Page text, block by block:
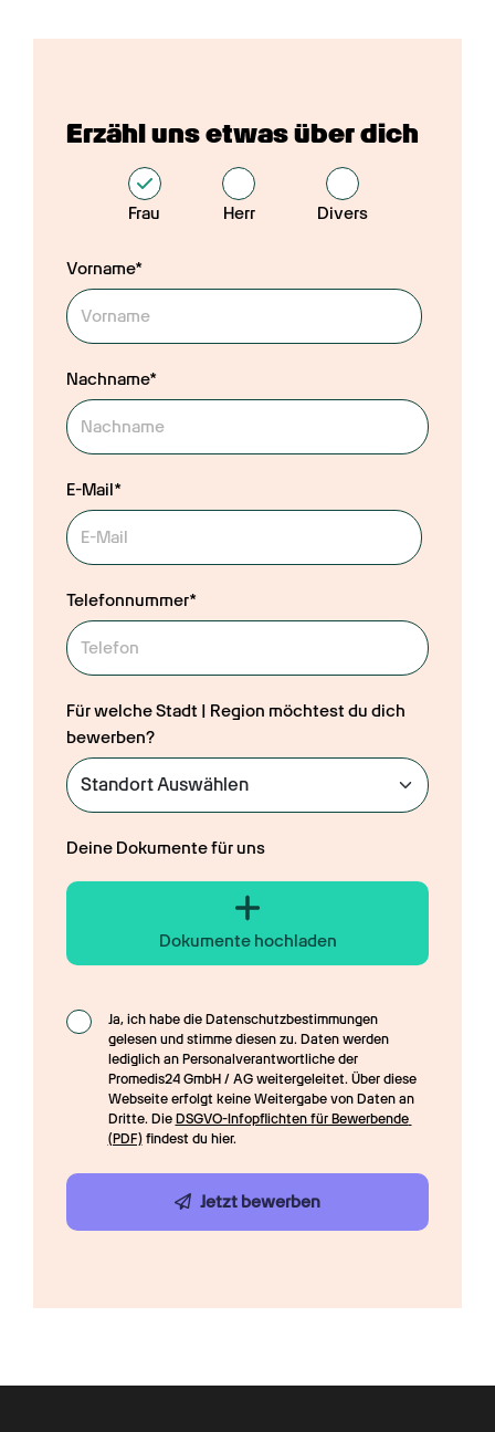
Erzähl uns etwas über dich
Frau Herr Divers
Vorname*
Nachname*
E-Mail*
Telefonnummer*
Für welche Stadt | Region möchtest du dich
bewerben?
Deine Dokumente für uns
Dokumente hochladen
Ja, ich habe die Datenschutzbestimmungen
gelesen und stimme diesen zu. Daten werden
lediglich an Personalverantwortliche der
Promedis24 GmbH / AG weitergeleitet. Über diese
Webseite erfolgt keine Weitergabe von Daten an
Dritte. Die DSGVO-Infopflichten für Bewerbende
(PDF) findest du hier.
Jetzt bewerben